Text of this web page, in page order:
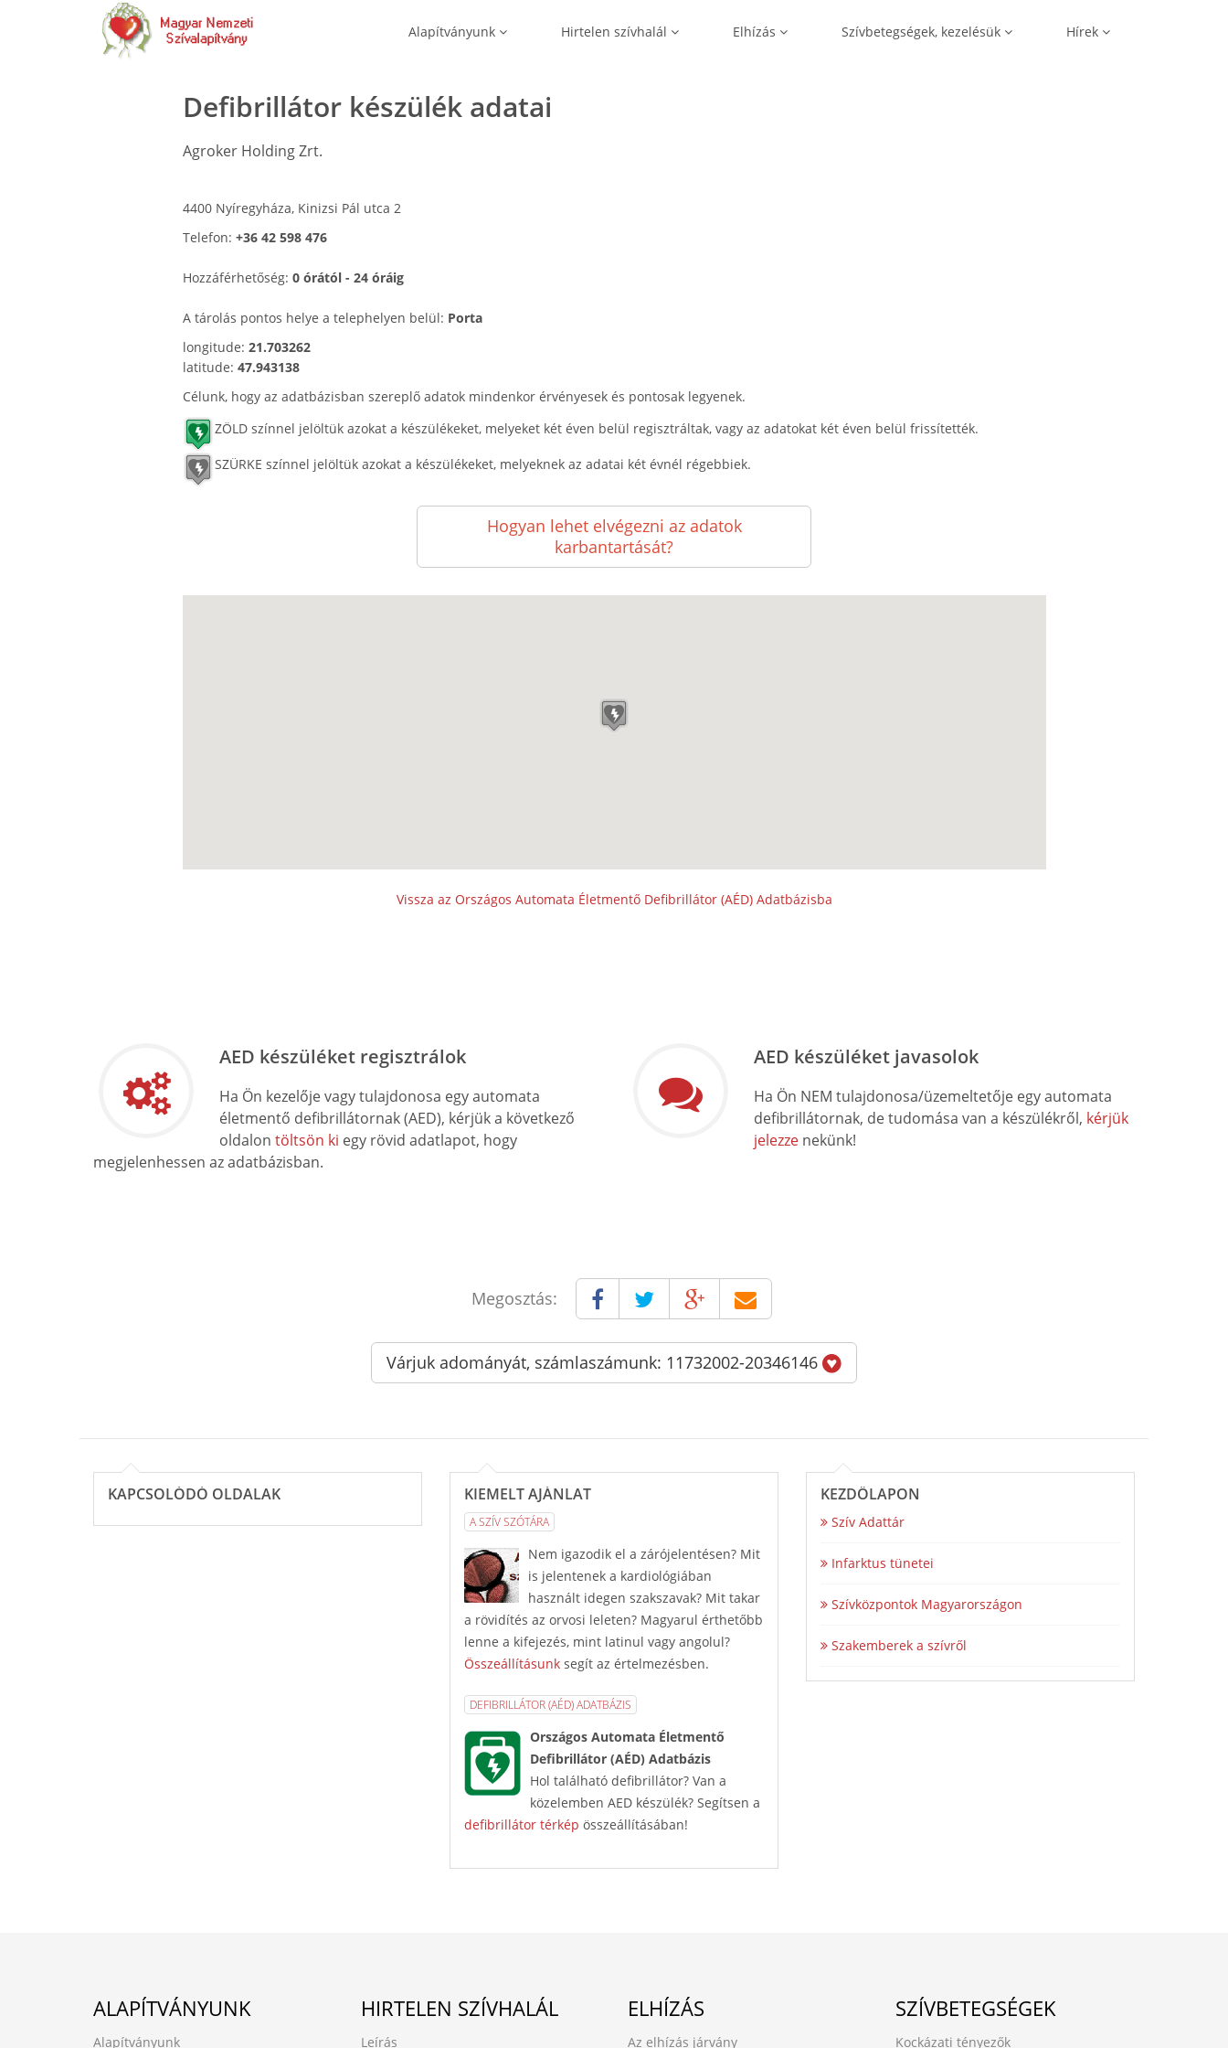
Alapítványunk Hirtelen szívhalál Elhízás Szívbetegségek, kezelésük Hírek
Defibrillátor készülék adatai
Agroker Holding Zrt.
4400 Nyíregyháza, Kinizsi Pál utca 2
Telefon: +36 42 598 476
Hozzáférhetőség: 0 órától - 24 óráig
A tárolás pontos helye a telephelyen belül: Porta
longitude: 21.703262
latitude: 47.943138
Célunk, hogy az adatbázisban szereplő adatok mindenkor érvényesek és pontosak legyenek.
ZÖLD színnel jelöltük azokat a készülékeket, melyeket két éven belül regisztráltak, vagy az adatokat két éven belül frissítették.
SZÜRKE színnel jelöltük azokat a készülékeket, melyeknek az adatai két évnél régebbiek.
Hogyan lehet elvégezni az adatok
karbantartását?
Vissza az Országos Automata Életmentő Defibrillátor (AÉD) Adatbázisba
AED készüléket regisztrálok
Ha Ön kezelője vagy tulajdonosa egy automata
életmentő defibrillátornak (AED), kérjük a következő
oldalon töltsön ki egy rövid adatlapot, hogy
megjelenhessen az adatbázisban.
AED készüléket javasolok
Ha Ön NEM tulajdonosa/üzemeltetője egy automata
defibrillátornak, de tudomása van a készülékről, kérjük
jelezze nekünk!
Megosztás:
Várjuk adományát, számlaszámunk: 11732002-20346146
KAPCSOLÓDÓ OLDALAK KIEMELT AJÁNLAT
A SZÍV SZÓTÁRA
Nem igazodik el a zárójelentésen? Mit
is jelentenek a kardiológiában
használt idegen szakszavak? Mit takar
a rövidítés az orvosi leleten? Magyarul érthetőbb
lenne a kifejezés, mint latinul vagy angolul?
Összeállításunk segít az értelmezésben.
DEFIBRILLÁTOR (AÉD) ADATBÁZIS
Országos Automata Életmentő
Defibrillátor (AÉD) Adatbázis
Hol található defibrillátor? Van a
közelemben AED készülék? Segítsen a
defibrillátor térkép összeállításában!
KEZDŐLAPON
Szív Adattár
Infarktus tünetei
Szívközpontok Magyarországon
Szakemberek a szívről
ALAPÍTVÁNYUNK
Alapítványunk
HIRTELEN SZÍVHALÁL
Leírás
ELHÍZÁS
Az elhízás járvány
SZÍVBETEGSÉGEK
Kockázati tényezők